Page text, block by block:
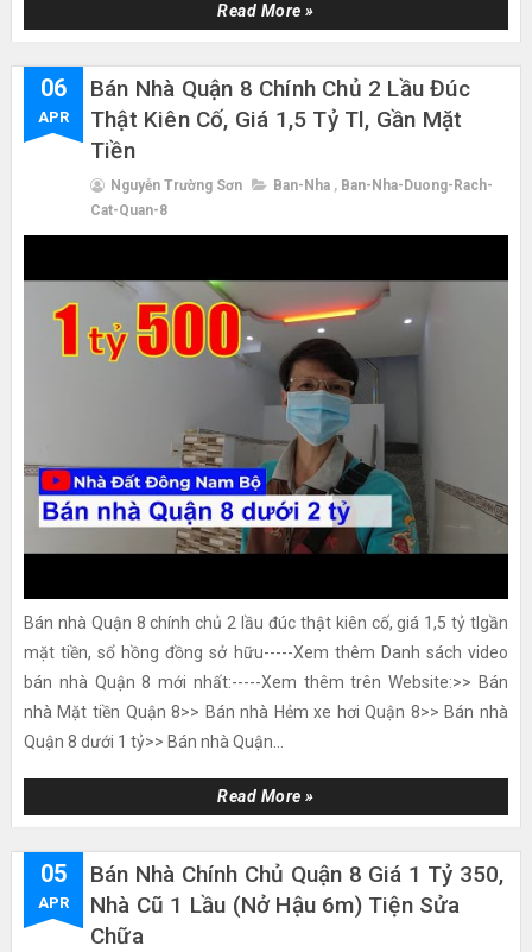
Read More »
06
APR
Bán Nhà Quận 8 Chính Chủ 2 Lầu Đúc
Thật Kiên Cố, Giá 1,5 Tỷ Tl, Gần Mặt
Tiền
Nguyễn Trường Sơn Ban-Nha , Ban-Nha-Duong-Rach-
Cat-Quan-8
Bán nhà Quận 8 chính chủ 2 lầu đúc thật kiên cố, giá 1,5 tỷ tlgần
mặt tiền, sổ hồng đồng sở hữu-----Xem thêm Danh sách video
bán nhà Quận 8 mới nhất:-----Xem thêm trên Website:>> Bán
nhà Mặt tiền Quận 8>> Bán nhà Hẻm xe hơi Quận 8>> Bán nhà
Quận 8 dưới 1 tỷ>> Bán nhà Quận...
Read More »
05
APR
Bán Nhà Chính Chủ Quận 8 Giá 1 Tỷ 350,
Nhà Cũ 1 Lầu (nở Hậu 6m) Tiện Sửa
Chữa